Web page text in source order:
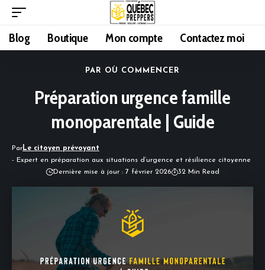
Blog Boutique Mon compte Contactez moi
PAR OÙ COMMENCER
Préparation urgence famille
monoparentale | Guide
ParLe citoyen prévoyant
- Expert en préparation aux situations d’urgence et résilience citoyenne
Dernière mise à jour : 7 février 2026
32 Min Read